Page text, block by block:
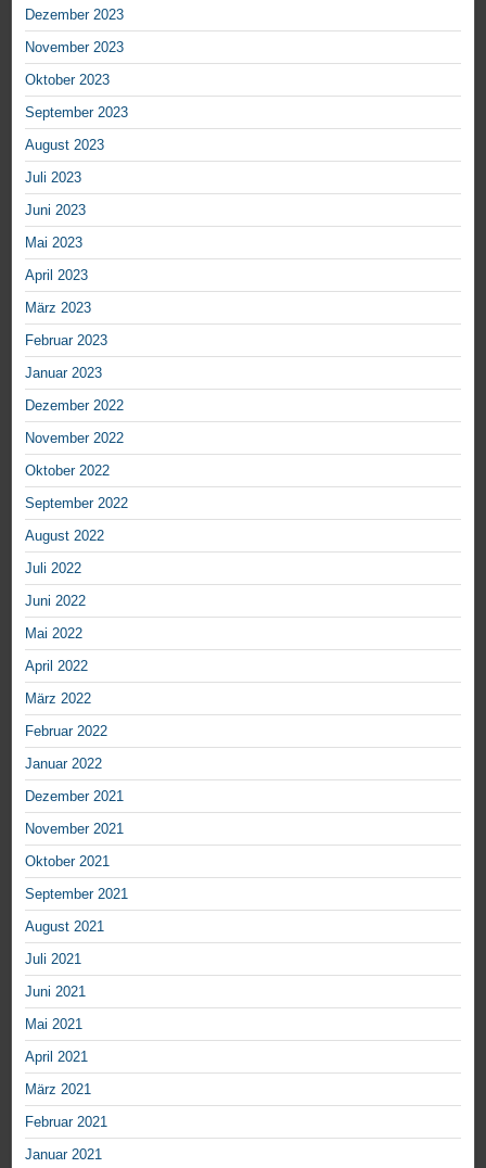
Dezember 2023
November 2023
Oktober 2023
September 2023
August 2023
Juli 2023
Juni 2023
Mai 2023
April 2023
März 2023
Februar 2023
Januar 2023
Dezember 2022
November 2022
Oktober 2022
September 2022
August 2022
Juli 2022
Juni 2022
Mai 2022
April 2022
März 2022
Februar 2022
Januar 2022
Dezember 2021
November 2021
Oktober 2021
September 2021
August 2021
Juli 2021
Juni 2021
Mai 2021
April 2021
März 2021
Februar 2021
Januar 2021